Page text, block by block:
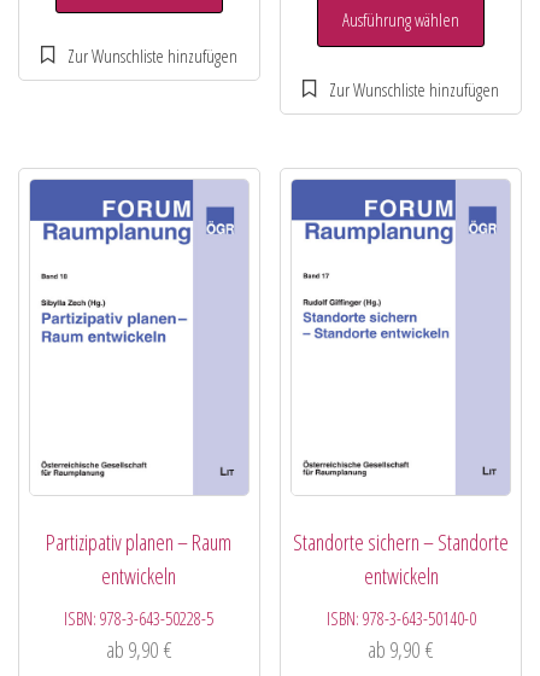
Ausführung wählen
Partizipativ planen – Raum
entwickeln
ISBN:978-3-643-50228-5
ab 9,90 €
Standorte sichern – Standorte
entwickeln
ISBN: 978-3-643-50140-0
ab 9,90€